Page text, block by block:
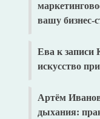
вашу бизнес-
Ева к записи
искусство
Артём
дыхания: